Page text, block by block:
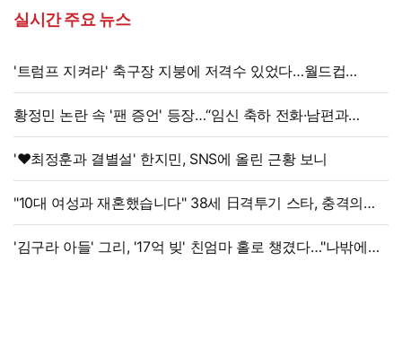
실시간 주요 뉴스
'트럼프 지켜라' 축구장 지붕에 저격수 있었다…월드컵
결승전 비화
황정민 논란 속 '팬 증언' 등장…“임신 축하 전화·남편과
식사도”
'♥최정훈과 결별설' 한지민, SNS에 올린 근황 보니
"10대 여성과 재혼했습니다" 38세 日격투기 스타, 충격의
재혼 발표
'김구라 아들' 그리, '17억 빚' 친엄마 홀로 챙겼다…"나밖에